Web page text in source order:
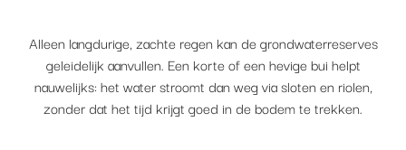
Alleen langdurige, zachte regen kan de grondwaterreserves
geleidelijk aanvullen. Een korte of een hevige bui helpt
nauwelijks: het water stroomt dan weg via sloten en riolen,
zonder dat het tijd krijgt goed in de bodem te trekken.